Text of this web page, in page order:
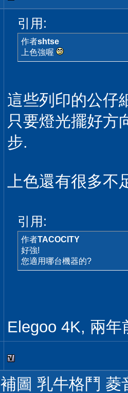
引用:
作者shtse
上色強喔
這些列印的公仔
只要燈光擺好方
步.
上色還有很多
引用:
作者TACOCITY
好強!
您適用哪台機器的?
Elegoo 4K, 兩
補圖 乳牛格鬥 菱